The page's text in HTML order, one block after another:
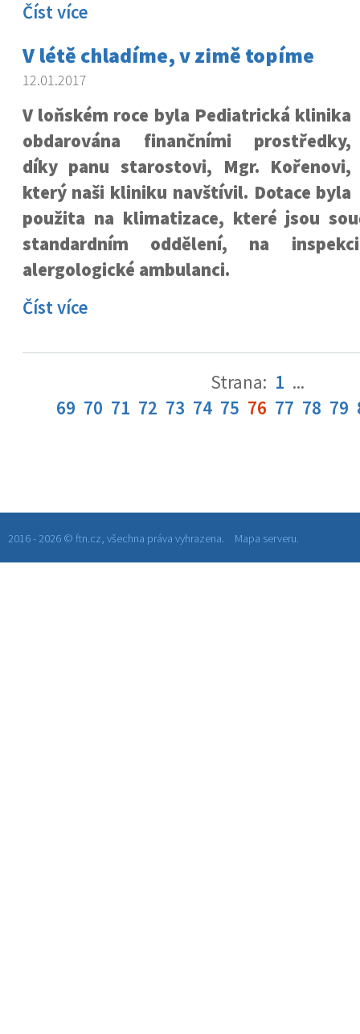
Číst více
V létě chladíme, v zimě topíme
12.01.2017
V loňském roce byla Pediatrická klinika
obdarována finančními prostředky,
díky panu starostovi, Mgr. Kořenovi,
který naši kliniku navštívil. Dotace byla
použita na klimatizace, které jsou
standardním oddělení, na
alergologické ambulanci.
Číst více
Strana: 1 ...
69 70 71 72 73 74 75 76 77 78 79
2016 - 2026 © ftn.cz, všechna práva vyhrazena. Mapa serveru.